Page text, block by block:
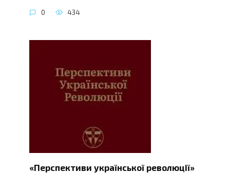
0 434
«Перспективи української революції»